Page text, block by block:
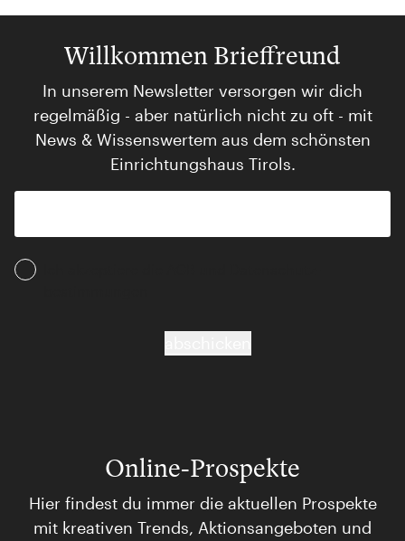
Willkommen Brieffreund
In unserem Newsletter versorgen wir dich
regelmäßig - aber natürlich nicht zu oft - mit
News & Wissenswertem aus dem schönsten
Einrichtungshaus Tirols.
Online-Prospekte
Hier findest du immer die aktuellen Prospekte
mit kreativen Trends, Aktionsangeboten und